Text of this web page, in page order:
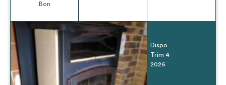
Bon
Dispo
Trim 4
2026